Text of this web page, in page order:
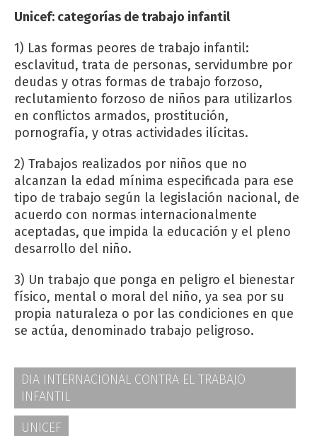
Unicef: categorías de trabajo infantil
1) Las formas peores de trabajo infantil:
esclavitud, trata de personas, servidumbre por
deudas y otras formas de trabajo forzoso,
reclutamiento forzoso de niños para utilizarlos
en conflictos armados, prostitución,
pornografía, y otras actividades ilícitas.
2) Trabajos realizados por niños que no
alcanzan la edad mínima especificada para ese
tipo de trabajo según la legislación nacional, de
acuerdo con normas internacionalmente
aceptadas, que impida la educación y el pleno
desarrollo del niño.
3) Un trabajo que ponga en peligro el bienestar
físico, mental o moral del niño, ya sea por su
propia naturaleza o por las condiciones en que
se actúa, denominado trabajo peligroso.
DIA INTERNACIONAL CONTRA EL TRABAJO
INFANTIL
UNICEF